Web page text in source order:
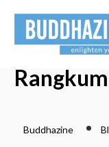
Buddhazine